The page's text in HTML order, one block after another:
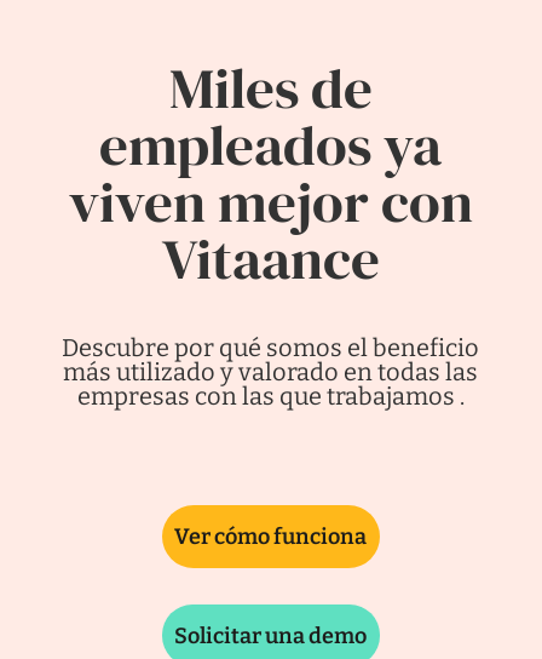
Miles de
empleados ya
viven mejor con
Vitaance
Descubre por qué somos el beneficio
más utilizado y valorado en todas las
empresas con las que trabajamos .
Ver cómo funciona
Solicitar una demo